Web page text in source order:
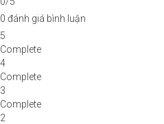
0 đánh giá bình luận
5
Complete
4
Complete
3
Complete
2